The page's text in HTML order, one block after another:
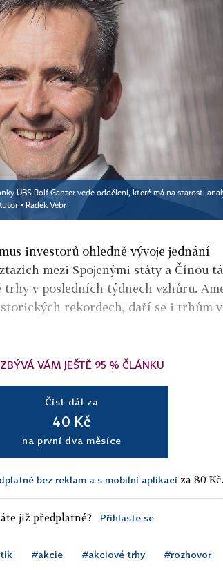
UBS Rolf Ganter vede oddělení, které má na starosti
▪ Radek Vebr
investorů ohledně vývoje jednání
mezi Spojenými státy a Čínou
trhy v posledních týdnech vzhůru.
rekordech, daří se i trhům
ZBÝVÁ VÁM JEŠTĚ 95 % ČLÁNKU
Číst dál za
40 Kč
na první dva měsíce
bez reklam a s mobilní aplikací za 80 Kč.
již předplatné? Přihlaste se
#akcie #akciové trhy #rozhovor